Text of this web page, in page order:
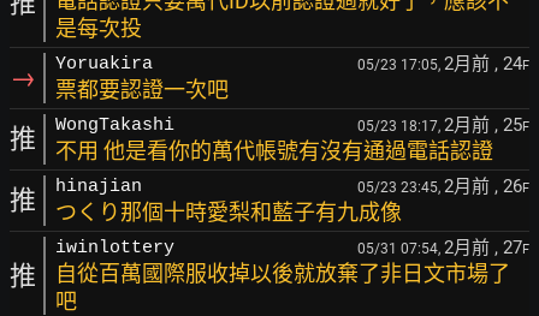
是每次投
→ Yoruakira 05/23 17:05, 2月前 , 24F
票都要認證一次吧
推 WongTakashi 05/23 18:17, 2月前 , 25F
不用 他是看你的萬代帳號有沒有通過電話認證
推 hinajian 05/23 23:45, 2月前 , 26F
つくり那個十時愛梨和藍子有九成像
推
iwinlottery 05/31 07:54, 2月前 , 27F
自從百萬國際服收掉以後就放棄了非日文市場了
吧